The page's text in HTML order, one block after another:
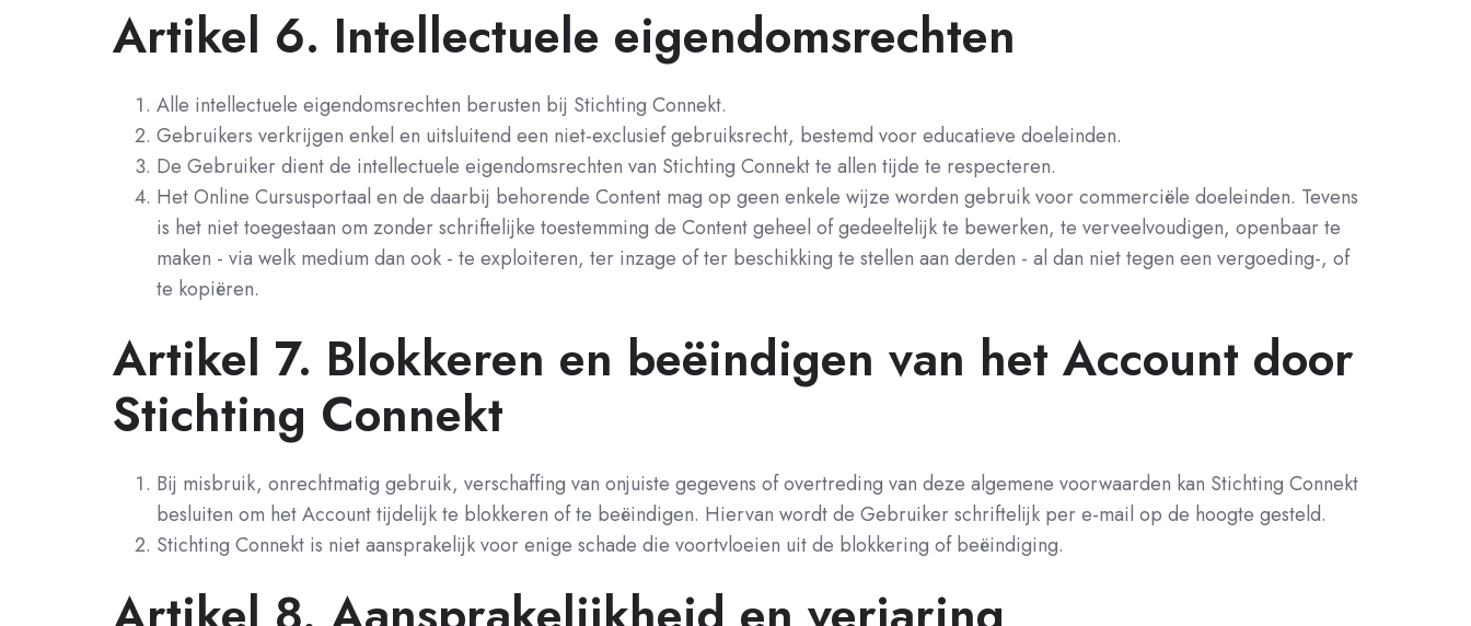
Artikel 6. Intellectuele eigendomsrechten
Alle intellectuele eigendomsrechten berusten bij Stichting Connekt.
Gebruikers verkrijgen enkel en uitsluitend een niet-exclusief gebruiksrecht, bestemd voor educatieve doeleinden.
De Gebruiker dient de intellectuele eigendomsrechten van Stichting Connekt te allen tijde te respecteren.
Het Online Cursusportaal en de daarbij behorende Content mag op geen enkele wijze worden gebruik voor commerciële doeleinden. Tevens
is het niet toegestaan om zonder schriftelijke toestemming de Content geheel of gedeeltelijk te bewerken, te verveelvoudigen, openbaar te
maken - via welk medium dan ook - te exploiteren, ter inzage of ter beschikking te stellen aan derden - al dan niet tegen een vergoeding-, of
te kopiëren.
Artikel 7. Blokkeren en beëindigen van het Account door
Stichting Connekt
Bij misbruik, onrechtmatig gebruik, verschaffing van onjuiste gegevens of overtreding van deze algemene voorwaarden kan Stichting Connekt
besluiten om het Account tijdelijk te blokkeren of te beëindigen. Hiervan wordt de Gebruiker schriftelijk per e-mail op de hoogte gesteld.
Stichting Connekt is niet aansprakelijk voor enige schade die voortvloeien uit de blokkering of beëindiging.